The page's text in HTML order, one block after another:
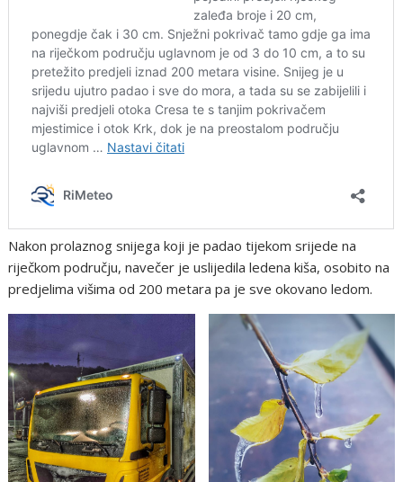
Nakon prolaznog snijega koji je padao tijekom srijede na
riječkom području, navečer je uslijedila ledena kiša, osobito na
predjelima višima od 200 metara pa je sve okovano ledom.